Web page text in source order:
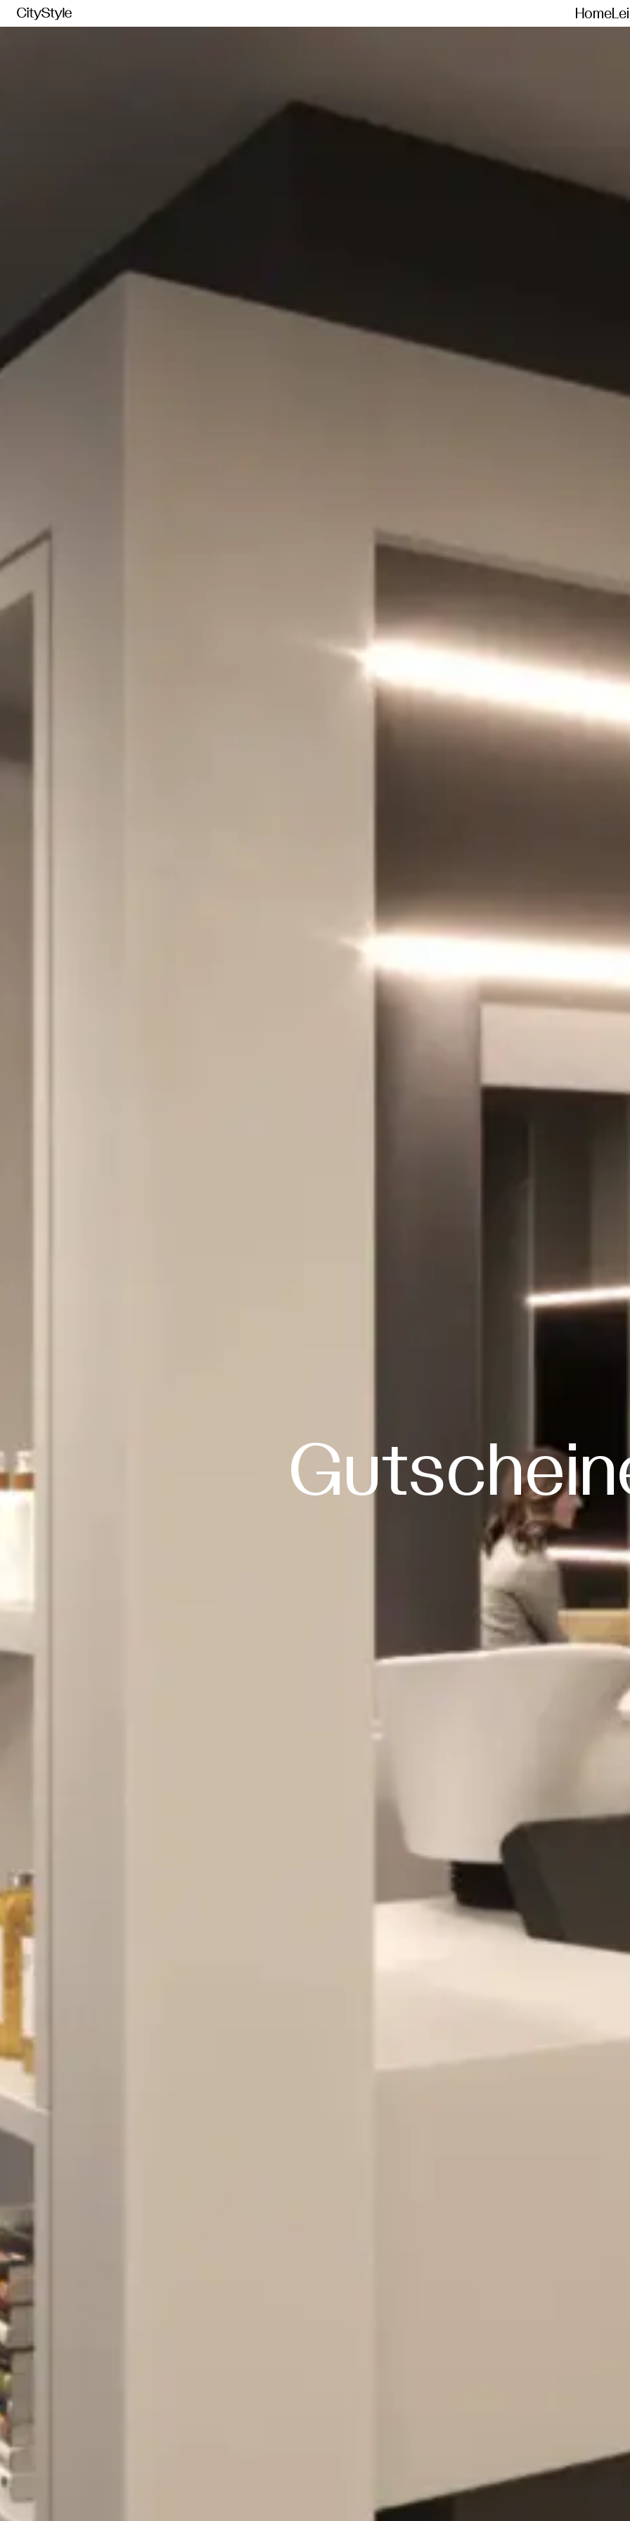
Home